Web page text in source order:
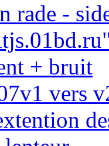
rade -
+ bruit
vers